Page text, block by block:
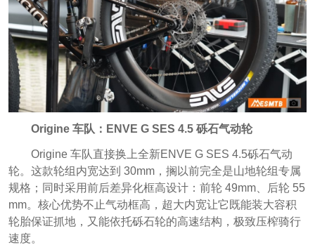
Origine 车队：ENVE G SES 4.5 砾石气动轮
Origine 车队直接换上全新ENVE G SES 4.5砾石气动
轮。这款轮组内宽达到 30mm，搁以前完全是山地轮组专属
规格；同时采用前后差异化框高设计：前轮 49mm、后轮 55
mm。核心优势不止气动框高，超大内宽让它既能装大容积
轮胎保证抓地，又能依托砾石轮的高速结构，极致压榨骑行
速度。